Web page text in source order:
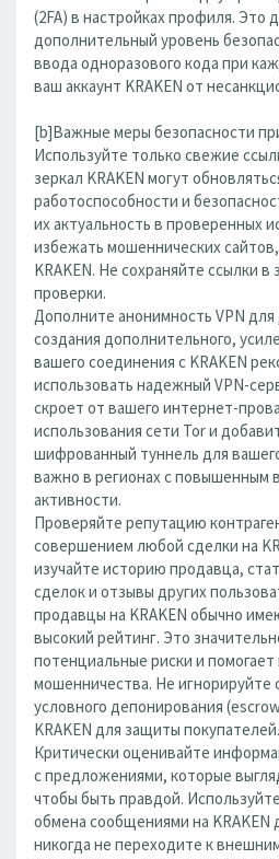
(2FA) в настройках профиля. Это
дополнительный уровень
ввода одноразового кода при
ваш аккаунт KRAKEN от
[b]Важные меры безопасности
Используйте только свежие
зеркал KRAKEN могут
работоспособности и
их актуальность в проверенных
избежать мошеннических
KRAKEN. Не сохраняйте ссылки в
проверки.
Дополните анонимность VPN для
создания дополнительного,
вашего соединения с KRAKEN
использовать надежный VPN-
скроет от вашего интернет-
использования сети Tor и
шифрованный туннель для
важно в регионах с повышенным
активности.
Проверяйте репутацию
совершением любой сделки на
изучайте историю продавца,
сделок и отзывы других
продавцы на KRAKEN обычно
высокий рейтинг. Это
потенциальные риски и
мошенничества. Не игнорируйте
условного депонирования
KRAKEN для защиты покупателей.
Критически оценивайте
с предложениями, которые
чтобы быть правдой.
обмена сообщениями на KRAKEN
никогда не переходите к